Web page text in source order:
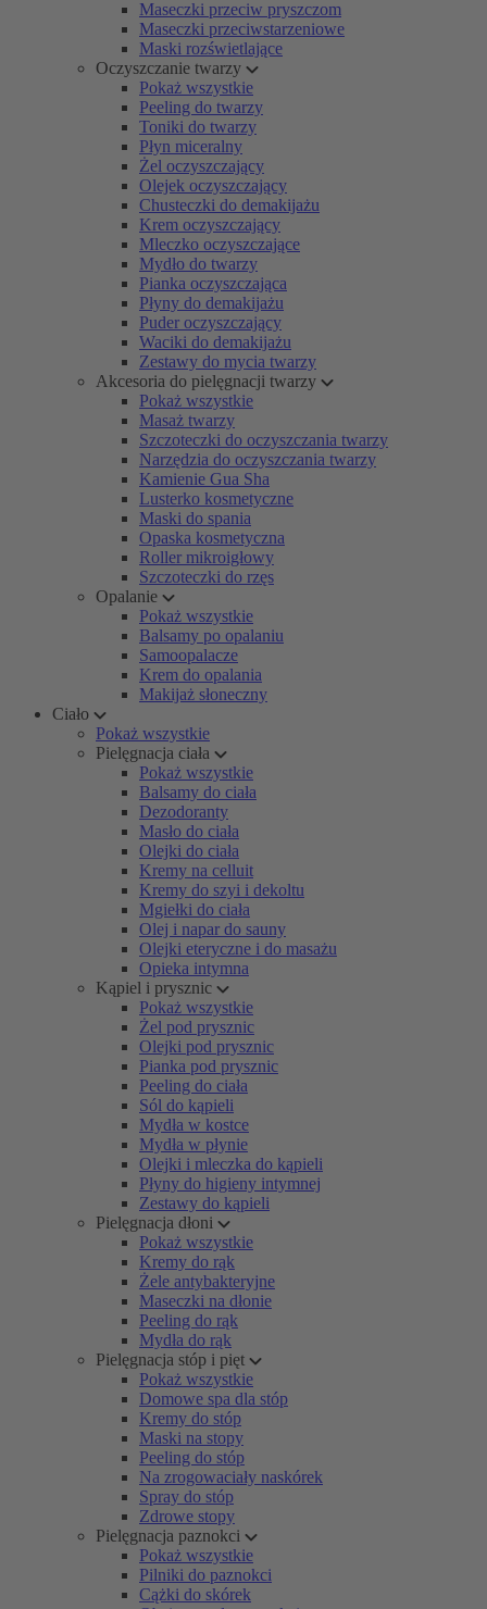
Maseczki przeciw pryszczom
Maseczki przeciwstarzeniowe
Maski rozświetlające
Oczyszczanie twarzy
Pokaż wszystkie
Peeling do twarzy
Toniki do twarzy
Płyn miceralny
Żel oczyszczający
Olejek oczyszczający
Chusteczki do demakijażu
Krem oczyszczający
Mleczko oczyszczające
Mydło do twarzy
Pianka oczyszczająca
Płyny do demakijażu
Puder oczyszczający
Waciki do demakijażu
Zestawy do mycia twarzy
Akcesoria do pielęgnacji twarzy
Pokaż wszystkie
Masaż twarzy
Szczoteczki do oczyszczania twarzy
Narzędzia do oczyszczania twarzy
Kamienie Gua Sha
Lusterko kosmetyczne
Maski do spania
Opaska kosmetyczna
Roller mikroigłowy
Szczoteczki do rzęs
Opalanie
Pokaż wszystkie
Balsamy po opalaniu
Samoopalacze
Krem do opalania
Makijaż słoneczny
Ciało
Pokaż wszystkie
Pielęgnacja ciała
Pokaż wszystkie
Balsamy do ciała
Dezodoranty
Masło do ciała
Olejki do ciała
Kremy na celluit
Kremy do szyi i dekoltu
Mgiełki do ciała
Olej i napar do sauny
Olejki eteryczne i do masażu
Opieka intymna
Kąpiel i prysznic
Pokaż wszystkie
Żel pod prysznic
Olejki pod prysznic
Pianka pod prysznic
Peeling do ciała
Sól do kąpieli
Mydła w kostce
Mydła w płynie
Olejki i mleczka do kąpieli
Płyny do higieny intymnej
Zestawy do kąpieli
Pielęgnacja dłoni
Pokaż wszystkie
Kremy do rąk
Żele antybakteryjne
Maseczki na dłonie
Peeling do rąk
Mydła do rąk
Pielęgnacja stóp i pięt
Pokaż wszystkie
Domowe spa dla stóp
Kremy do stóp
Maski na stopy
Peeling do stóp
Na zrogowaciały naskórek
Spray do stóp
Zdrowe stopy
Pielęgnacja paznokci
Pokaż wszystkie
Pilniki do paznokci
Cążki do skórek